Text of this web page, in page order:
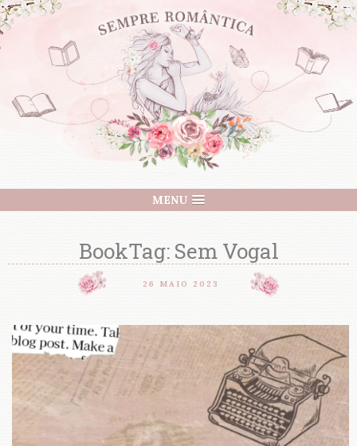
MENU
BookTag: Sem Vogal
26 MAIO 2023